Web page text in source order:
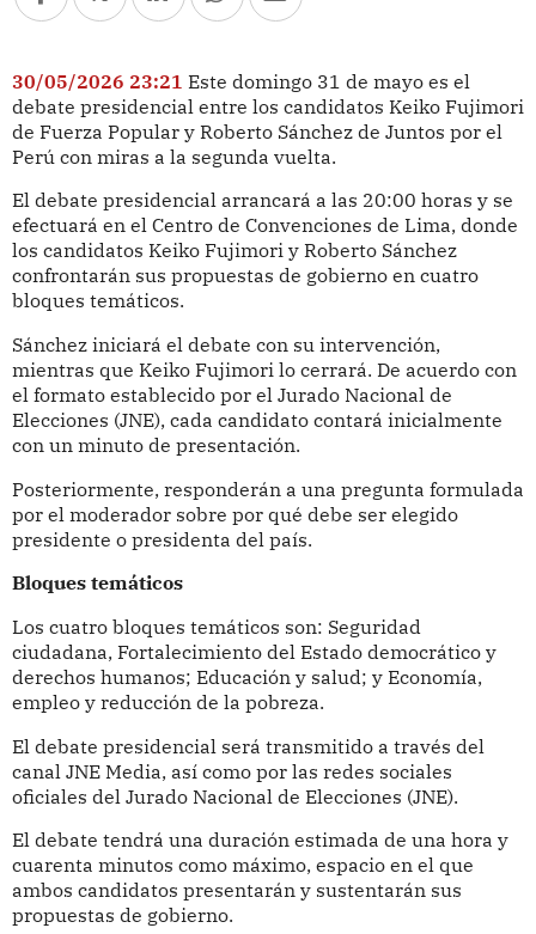
30/05/2026 23:21 Este domingo 31 de mayo es el
debate presidencial entre los candidatos Keiko Fujimori
de Fuerza Popular y Roberto Sánchez de Juntos por el
Perú con miras a la segunda vuelta.
El debate presidencial arrancará a las 20:00 horas y se
efectuará en el Centro de Convenciones de Lima, donde
los candidatos Keiko Fujimori y Roberto Sánchez
confrontarán sus propuestas de gobierno en cuatro
bloques temáticos.
Sánchez iniciará el debate con su intervención,
mientras que Keiko Fujimori lo cerrará. De acuerdo con
el formato establecido por el Jurado Nacional de
Elecciones (JNE), cada candidato contará inicialmente
con un minuto de presentación.
Posteriormente, responderán a una pregunta formulada
por el moderador sobre por qué debe ser elegido
presidente o presidenta del país.
Bloques temáticos
Los cuatro bloques temáticos son: Seguridad
ciudadana, Fortalecimiento del Estado democrático y
derechos humanos; Educación y salud; y Economía,
empleo y reducción de la pobreza.
El debate presidencial será transmitido a través del
canal JNE Media, así como por las redes sociales
oficiales del Jurado Nacional de Elecciones (JNE).
El debate tendrá una duración estimada de una hora y
cuarenta minutos como máximo, espacio en el que
ambos candidatos presentarán y sustentarán sus
propuestas de gobierno.